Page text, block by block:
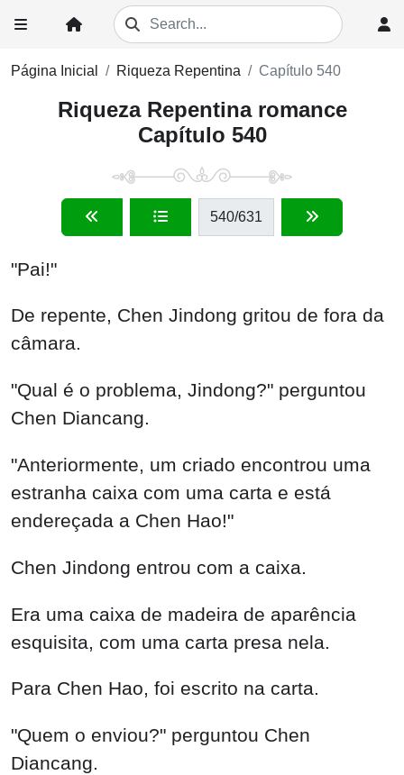
Página Inicial Riqueza Repentina Capítulo 540
Riqueza Repentina romance
Capítulo 540
540/631
"Pai!"
De repente, Chen Jindong gritou de fora da
câmara.
"Qual é o problema, Jindong?" perguntou
Chen Diancang.
"Anteriormente, um criado encontrou uma
estranha caixa com uma carta e está
endereçada a Chen Hao!"
Chen Jindong entrou com a caixa.
Era uma caixa de madeira de aparência
esquisita, com uma carta presa nela.
Para Chen Hao, foi escrito na carta.
"Quem o enviou?" perguntou Chen
Diancang.